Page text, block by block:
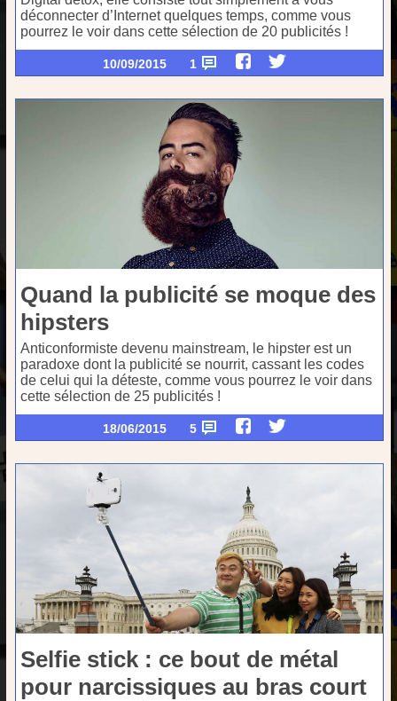
déconnecter d’Internet quelques temps, comme vous
pourrez le voir dans cette sélection de 20 publicités !
10/09/2015 1
Quand la publicité se moque des
hipsters
Anticonformiste devenu mainstream, le hipster est un
paradoxe dont la publicité se nourrit, cassant les codes
de celui qui la déteste, comme vous pourrez le voir dans
cette sélection de 25 publicités !
18/06/2015 5
Selfie stick : ce bout de métal
pour narcissiques au bras court